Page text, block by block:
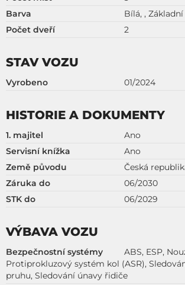
Barva
Bílá, , Základní
Počet dveří
2
STAV VOZU
Vyrobeno 01/2024
HISTORIE A DOKUMENTY
1. majitel
Ano
Servisní knížka
Ano
Země původu
Česká
Záruka do
06/2030
STK do
06/2029
VÝBAVA VOZU
Bezpečnostní systémy
ABS, ESP,
Protiprokluzový systém kol (ASR),
pruhu, Sledování únavy řidiče